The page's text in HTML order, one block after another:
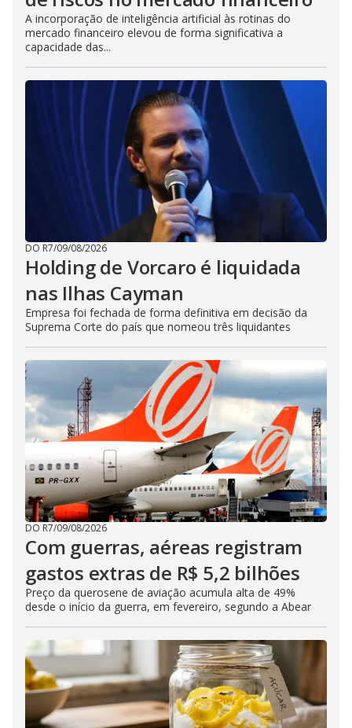
A incorporação de inteligência artificial às rotinas do
mercado financeiro elevou de forma significativa a
capacidade das...
DO R7/09/08/2026
Holding de Vorcaro é liquidada
nas Ilhas Cayman
Empresa foi fechada de forma definitiva em decisão da
Suprema Corte do país que nomeou três liquidantes
DO R7/09/08/2026
Com guerras, aéreas registram
gastos extras de R$ 5,2 bilhões
Preço da querosene de aviação acumula alta de 49%
desde o início da guerra, em fevereiro, segundo a Abear